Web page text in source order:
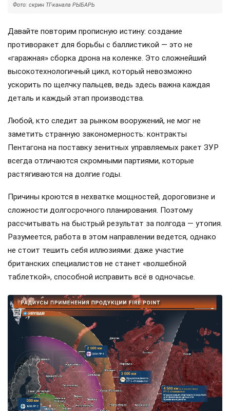
Фото: скрин ТГ-канала РЫБАРЬ
Давайте повторим прописную истину: создание
противоракет для борьбы с баллистикой — это не
«гаражная» сборка дрона на коленке. Это сложнейший
высокотехнологичный цикл, который невозможно
ускорить по щелчку пальцев, ведь здесь важна каждая
деталь и каждый этап производства.
Любой, кто следит за рынком вооружений, не мог не
заметить странную закономерность: контракты
Пентагона на поставку зенитных управляемых ракет ЗУР
всегда отличаются скромными партиями, которые
растягиваются на долгие годы.
Причины кроются в нехватке мощностей, дороговизне и
сложности долгосрочного планирования. Поэтому
рассчитывать на быстрый результат за полгода — утопия.
Разумеется, работа в этом направлении ведется, однако
не стоит тешить себя иллюзиями: даже участие
британских специалистов не станет «волшебной
таблеткой», способной исправить всё в одночасье.